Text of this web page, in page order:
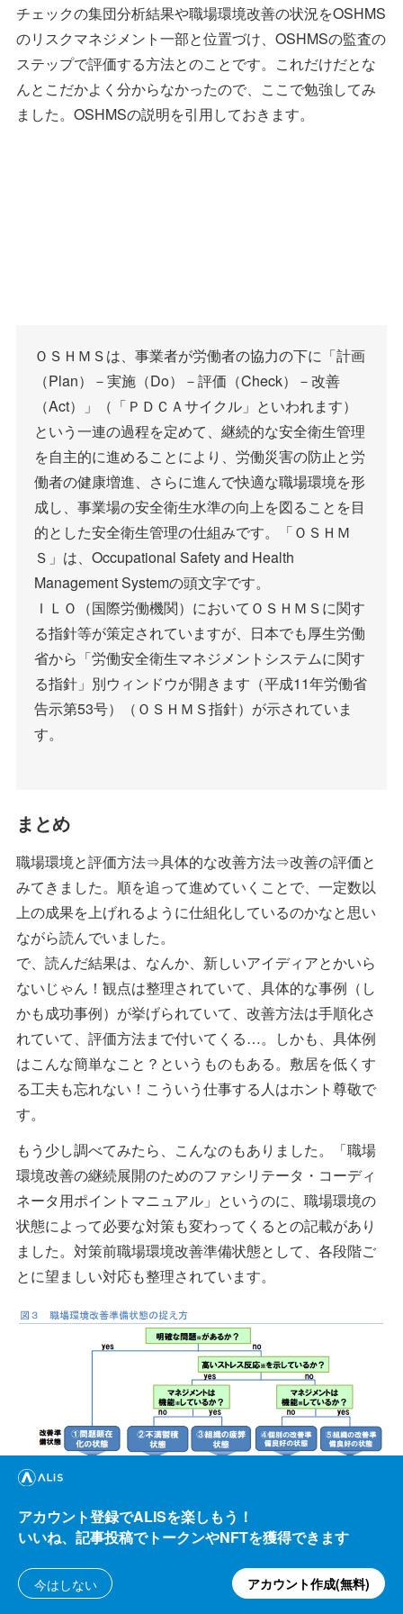
チェックの集団分析結果や職場環境改善の状況をOSHMS
のリスクマネジメント一部と位置づけ、OSHMSの監査の
ステップで評価する方法とのことです。これだけだとな
んとこだかよく分からなかったので、ここで勉強してみ
ました。OSHMSの説明を引用しておきます。
ＯＳＨＭＳは、事業者が労働者の協力の下に「計画
（Plan）－実施（Do）－評価（Check）－改善
（Act）」（「ＰＤＣＡサイクル」といわれます）
という一連の過程を定めて、継続的な安全衛生管理
を自主的に進めることにより、労働災害の防止と労
働者の健康増進、さらに進んで快適な職場環境を形
成し、事業場の安全衛生水準の向上を図ることを目
的とした安全衛生管理の仕組みです。「ＯＳＨＭ
Ｓ」は、Occupational Safety and Health
Management Systemの頭文字です。
ＩＬＯ（国際労働機関）においてＯＳＨＭＳに関す
る指針等が策定されていますが、日本でも厚生労働
省から「労働安全衛生マネジメントシステムに関す
る指針」別ウィンドウが開きます（平成11年労働省
告示第53号）（ＯＳＨＭＳ指針）が示されていま
す。
まとめ
職場環境と評価方法⇒具体的な改善方法⇒改善の評価と
みてきました。順を追って進めていくことで、一定数以
上の成果を上げれるように仕組化しているのかなと思い
ながら読んでいました。
で、読んだ結果は、なんか、新しいアイディアとかいら
ないじゃん！観点は整理されていて、具体的な事例（し
かも成功事例）が挙げられていて、改善方法は手順化さ
れていて、評価方法まで付いてくる…。しかも、具体例
はこんな簡単なこと？というものもある。敷居を低くす
る工夫も忘れない！こういう仕事する人はホント尊敬で
す。
もう少し調べてみたら、こんなのもありました。「職場
環境改善の継続展開のためのファシリテータ・コーディ
ネータ用ポイントマニュアル」というのに、職場環境の
状態によって必要な対策も変わってくるとの記載があり
ました。対策前職場環境改善準備状態として、各段階ご
とに望ましい対応も整理されています。
職業性ストレス
アカウント登録でALISを楽しもう！
いいね、記事投稿でトークンやNFTを獲得できます
今はしない アカウント作成(無料)